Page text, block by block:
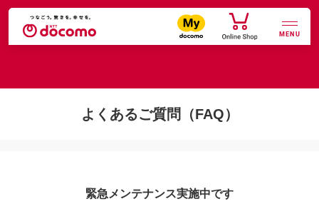
MENU
よくあるご質問（FAQ）
緊急メンテナンス実施中です